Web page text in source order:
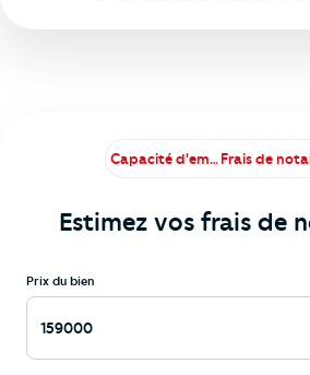
Capacité d'empruntFrais de
Estimez vos frais de
Prix du bien